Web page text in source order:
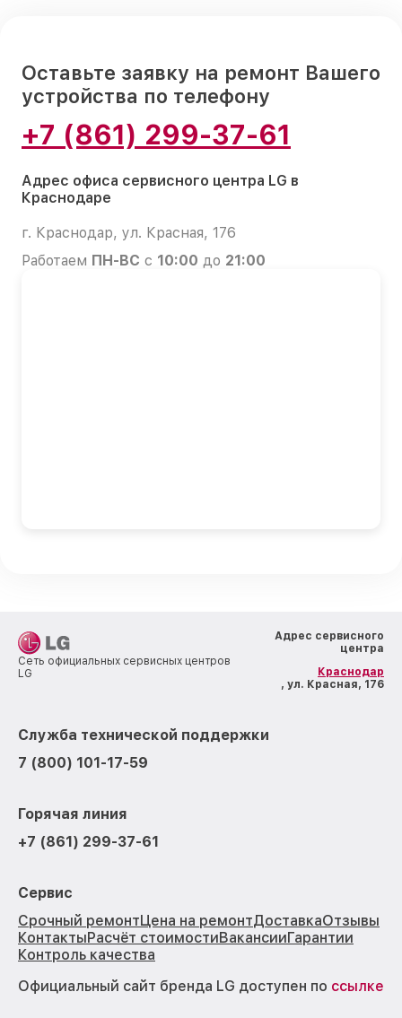
Оставьте заявку на ремонт Вашего
устройства по телефону
+7 (861) 299-37-61
Адрес офиса сервисного центра LG в
Краснодаре
г. Краснодар, ул. Красная, 176
Работаем ПН-ВС с 10:00 до 21:00
Сеть официальных сервисных центров
LG
Адрес сервисного
центра
Краснодар
, ул. Красная, 176
Служба технической поддержки
7 (800) 101-17-59
Горячая линия
+7 (861) 299-37-61
Сервис
Срочный ремонтЦена на ремонтДоставкаОтзывы
КонтактыРасчёт стоимостиВакансииГарантии
Контроль качества
Официальный сайт бренда LG доступен по ссылке